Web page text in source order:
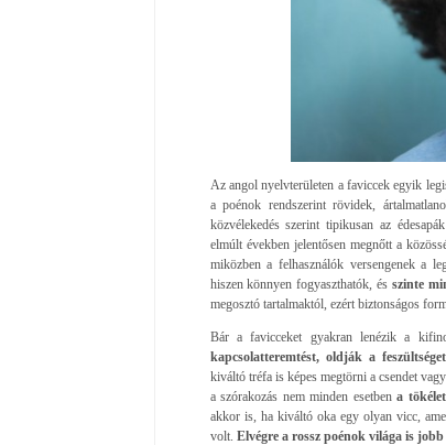
Az angol nyelvterületen a faviccek egyik
a poénok rendszerint rövidek,
közvélekedés szerint tipikusan az
elmúlt években jelentősen megnőtt a
miközben a felhasználók versengenek a
hiszen könnyen fogyaszthatók, és szinte
megosztó tartalmaktól, ezért biztonságos
Bár a favicceket gyakran lenézik a
kapcsolatteremtést, oldják a
kiváltó tréfa is képes megtörni a csendet
a szórakozás nem minden esetbena
akkor is, ha kiváltó oka egy olyan vicc,
volt. Elvégre a rossz poénok világa is